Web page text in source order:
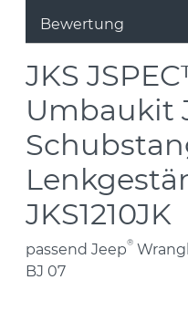
Bewertung
JKS
Umbaukit
JKS1210JK
passend Jeep®
BJ 07